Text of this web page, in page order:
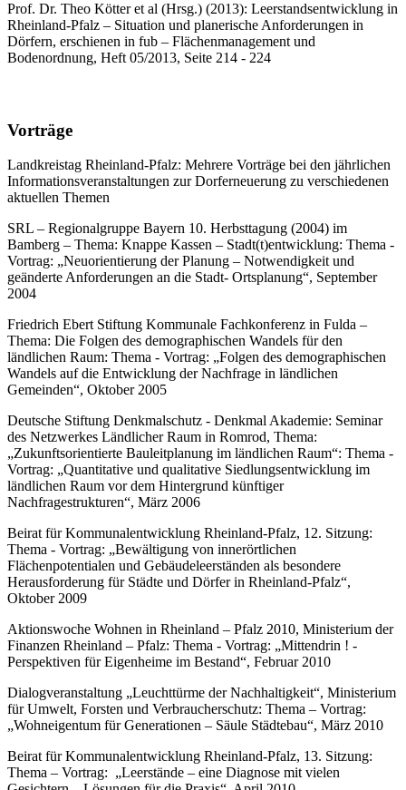
Prof. Dr. Theo Kötter et al (Hrsg.) (2013): Leerstandsentwicklung in
Rheinland-Pfalz – Situation und planerische Anforderungen in
Dörfern, erschienen in fub – Flächenmanagement und
Bodenordnung, Heft 05/2013, Seite 214 - 224
Vorträge
Landkreistag Rheinland-Pfalz: Mehrere Vorträge bei den jährlichen
Informationsveranstaltungen zur Dorferneuerung zu verschiedenen
aktuellen Themen
SRL – Regionalgruppe Bayern 10. Herbsttagung (2004) im
Bamberg – Thema: Knappe Kassen – Stadt(t)entwicklung: Thema -
Vortrag: „Neuorientierung der Planung – Notwendigkeit und
geänderte Anforderungen an die Stadt- Ortsplanung“, September
2004
Friedrich Ebert Stiftung Kommunale Fachkonferenz in Fulda –
Thema: Die Folgen des demographischen Wandels für den
ländlichen Raum: Thema - Vortrag: „Folgen des demographischen
Wandels auf die Entwicklung der Nachfrage in ländlichen
Gemeinden“, Oktober 2005
Deutsche Stiftung Denkmalschutz - Denkmal Akademie: Seminar
des Netzwerkes Ländlicher Raum in Romrod, Thema:
„Zukunftsorientierte Bauleitplanung im ländlichen Raum“: Thema -
Vortrag: „Quantitative und qualitative Siedlungsentwicklung im
ländlichen Raum vor dem Hintergrund künftiger
Nachfragestrukturen“, März 2006
Beirat für Kommunalentwicklung Rheinland-Pfalz, 12. Sitzung:
Thema - Vortrag: „Bewältigung von innerörtlichen
Flächenpotentialen und Gebäudeleerständen als besondere
Herausforderung für Städte und Dörfer in Rheinland-Pfalz“,
Oktober 2009
Aktionswoche Wohnen in Rheinland – Pfalz 2010, Ministerium der
Finanzen Rheinland – Pfalz: Thema - Vortrag: „Mittendrin ! -
Perspektiven für Eigenheime im Bestand“, Februar 2010
Dialogveranstaltung „Leuchttürme der Nachhaltigkeit“, Ministerium
für Umwelt, Forsten und Verbraucherschutz: Thema – Vortrag:
„Wohneigentum für Generationen – Säule Städtebau“, März 2010
Beirat für Kommunalentwicklung Rheinland-Pfalz, 13. Sitzung:
Thema – Vortrag: „Leerstände – eine Diagnose mit vielen